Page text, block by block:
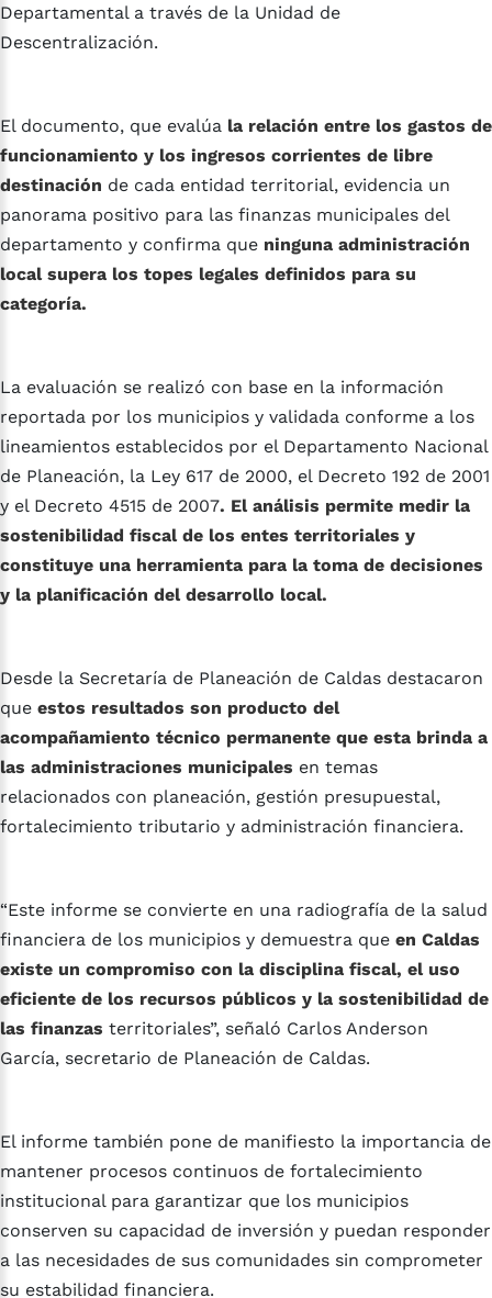
Departamental a través de la Unidad de
Descentralización.
El documento, que evalúa la relación entre los gastos de
funcionamiento y los ingresos corrientes de libre
destinación de cada entidad territorial, evidencia un
panorama positivo para las finanzas municipales del
departamento y confirma que ninguna administración
local supera los topes legales definidos para su
categoría.
La evaluación se realizó con base en la información
reportada por los municipios y validada conforme a los
lineamientos establecidos por el Departamento Nacional
de Planeación, la Ley 617 de 2000, el Decreto 192 de 2001
y el Decreto 4515 de 2007. El análisis permite medir la
sostenibilidad fiscal de los entes territoriales y
constituye una herramienta para la toma de decisiones
y la planificación del desarrollo local.
Desde la Secretaría de Planeación de Caldas destacaron
que estos resultados son producto del
acompañamiento técnico permanente que esta brinda a
las administraciones municipales en temas
relacionados con planeación, gestión presupuestal,
fortalecimiento tributario y administración financiera.
“Este informe se convierte en una radiografía de la salud
financiera de los municipios y demuestra que en Caldas
existe un compromiso con la disciplina fiscal, el uso
eficiente de los recursos públicos y la sostenibilidad de
las finanzas territoriales”, señaló Carlos Anderson
García, secretario de Planeación de Caldas.
El informe también pone de manifiesto la importancia de
mantener procesos continuos de fortalecimiento
institucional para garantizar que los municipios
conserven su capacidad de inversión y puedan responder
a las necesidades de sus comunidades sin comprometer
su estabilidad financiera.